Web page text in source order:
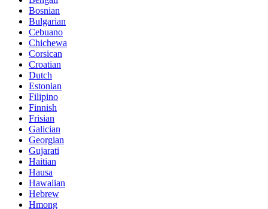
Bosnian
Bulgarian
Cebuano
Chichewa
Corsican
Croatian
Dutch
Estonian
Filipino
Finnish
Frisian
Galician
Georgian
Gujarati
Haitian
Hausa
Hawaiian
Hebrew
Hmong